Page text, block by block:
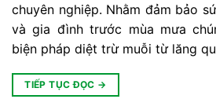
chuyên nghiệp. Nhằm đảm bảo
và gia đình trước mùa mưa
biện pháp diệt trừ muỗi từ lăng
TIẾP TỤC ĐỌC →